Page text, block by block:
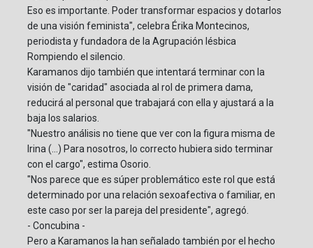
Eso es importante. Poder transformar espacios y dotarlos
de una visión feminista", celebra Érika Montecinos,
periodista y fundadora de la Agrupación lésbica
Rompiendo el silencio.
Karamanos dijo también que intentará terminar con la
visión de "caridad" asociada al rol de primera dama,
reducirá al personal que trabajará con ella y ajustará a la
baja los salarios.
"Nuestro análisis no tiene que ver con la figura misma de
Irina (...) Para nosotros, lo correcto hubiera sido terminar
con el cargo", estima Osorio.
"Nos parece que es súper problemático este rol que está
determinado por una relación sexoafectiva o familiar, en
este caso por ser la pareja del presidente", agregó.
- Concubina -
Pero a Karamanos la han señalado también por el hecho